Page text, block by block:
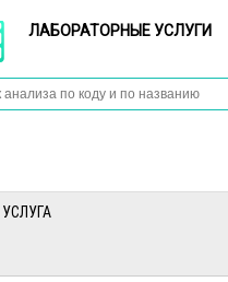
ЛАБОРАТОРНЫЕ УСЛУГИ
УСЛУГА